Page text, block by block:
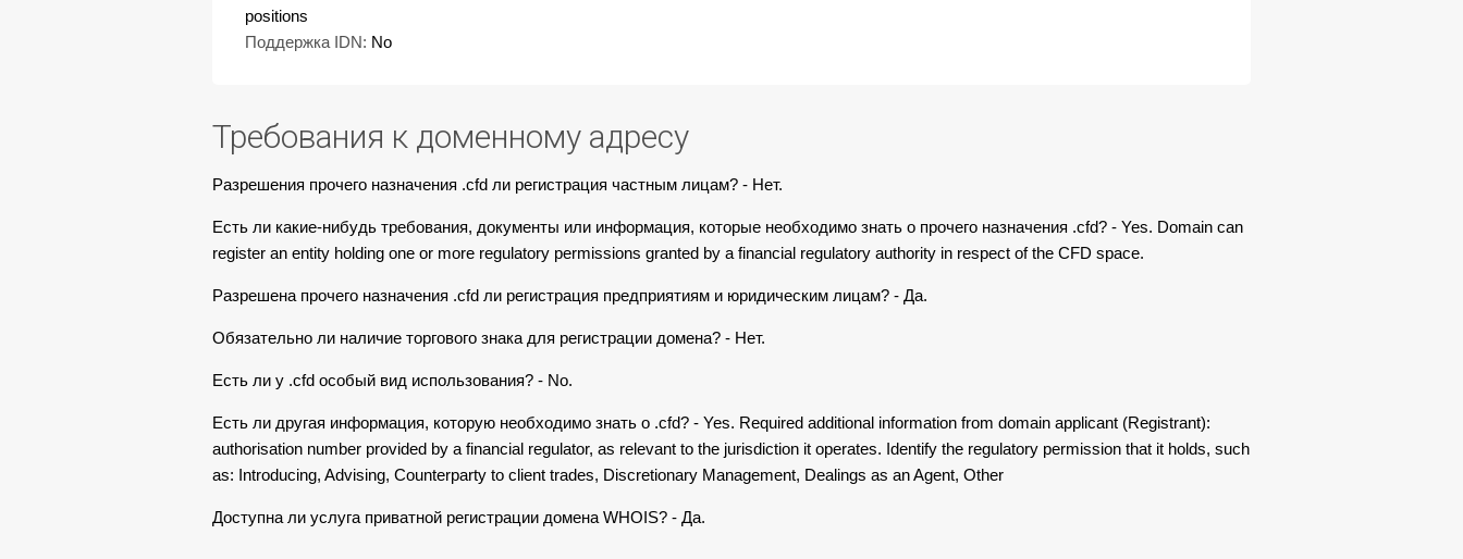
positions
Поддержка IDN: No
Требования к доменному адресу
Разрешения прочего назначения .cfd ли регистрация частным лицам? - Нет.
Есть ли какие-нибудь требования, документы или информация, которые необходимо знать о прочего назначения .cfd? - Yes. Domain can
register an entity holding one or more regulatory permissions granted by a financial regulatory authority in respect of the CFD space.
Разрешена прочего назначения .cfd ли регистрация предприятиям и юридическим лицам? - Да.
Обязательно ли наличие торгового знака для регистрации домена? - Нет.
Есть ли у .cfd особый вид использования? - No.
Есть ли другая информация, которую необходимо знать o .cfd? - Yes. Required additional information from domain applicant (Registrant):
authorisation number provided by a financial regulator, as relevant to the jurisdiction it operates. Identify the regulatory permission that it holds, such
as: Introducing, Advising, Counterparty to client trades, Discretionary Management, Dealings as an Agent, Other
Доступна ли услуга приватной регистрации домена WHOIS? - Да.